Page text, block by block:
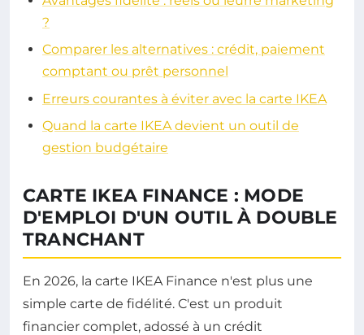
?
Comparer les alternatives : crédit, paiement
comptant ou prêt personnel
Erreurs courantes à éviter avec la carte IKEA
Quand la carte IKEA devient un outil de
gestion budgétaire
CARTE IKEA FINANCE : MODE
D'EMPLOI D'UN OUTIL À DOUBLE
TRANCHANT
En 2026, la carte IKEA Finance n'est plus une
simple carte de fidélité. C'est un produit
financier complet, adossé à un crédit